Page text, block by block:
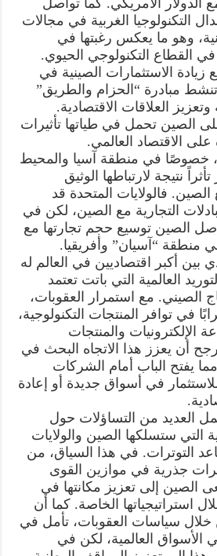
التكنولوجيا الغربية في مجالات
وهو ما يعكس رغبتها في
القطاع التكنولوجي الحيوي.
زيادة الاستثمارات الصينية في
تنشط مبادرة “الحزام والطريق”
العلاقات الاقتصادية.
الصين تحمل في طياتها تأثيرات
الاقتصاد العالمي.
خصوصًا في منطقة آسيا والمحيط
نتيجة لارتباطها الوثيق
الصين. فالولايات المتحدة قد
التجارية مع الصين، لكن في
الصين توسيع حجم تجارتها مع
منطقة “آسيان” وأفريقيا.
بين أكبر اقتصاديين في العالم له
العالمية التي باتت تعتمد
الصيني. مع استمرار العقوبات،
في توافر المنتجات التكنولوجية،
والمنتجات
أن يعزز هذا الاتجاه البحث في
يفتح الباب أمام الشركات
للاستثمار في أسواق جديدة أو إعادة
العديد من التساؤلات حول
التي ستسلكها الصين والولايات
التوترات. في هذا السياق، من
جذرية في موازين القوى
الصين إلى تعزيز مكانتها في
استراتيجياتها الخاصة. كما أن
خلال سياسات العقوبات، تأمل في
الأسواق العالمية، لكن في